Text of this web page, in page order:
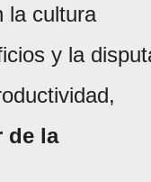
la cultura
y la
de la